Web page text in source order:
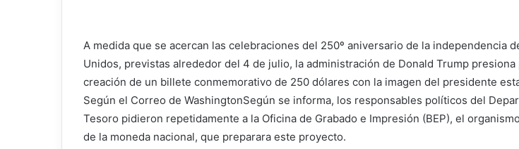
A medida que se acercan las celebraciones del 250º aniversario de la independencia
Unidos, previstas alrededor del 4 de julio, la administración de Donald Trump presiona
creación de un billete conmemorativo de 250 dólares con la imagen del presidente
Según el Correo de WashingtonSegún se informa, los responsables políticos del
Tesoro pidieron repetidamente a la Oficina de Grabado e Impresión (BEP), el
de la moneda nacional, que preparara este proyecto.